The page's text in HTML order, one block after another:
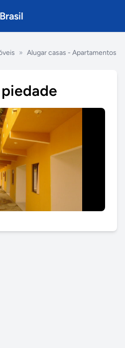
» Alugar casas - Apartamentos